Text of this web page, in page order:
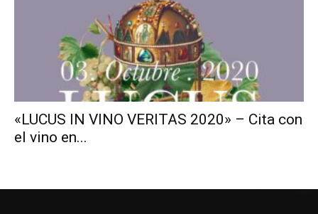
«LUCUS IN VINO VERITAS 2020» – Cita con
el vino en...